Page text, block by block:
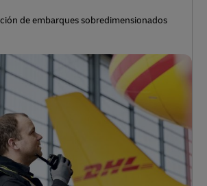
de embarques sobredimensionados